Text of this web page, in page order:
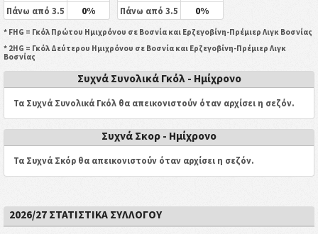
Πάνω από 3.5 0% Πάνω από 3.5 0%
* FHG = Γκόλ Πρώτου Ημιχρόνου σε Βοσνία και Ερζεγοβίνη-Πρέμιερ Λιγκ Βοσνίας
* 2HG = Γκόλ Δεύτερου Ημιχρόνου σε Βοσνία και Ερζεγοβίνη-Πρέμιερ Λιγκ
Βοσνίας
Συχνά Συνολικά Γκόλ - Ημίχρονο
Τα Συχνά Συνολικά Γκόλ θα απεικονιστούν όταν αρχίσει η σεζόν.
Συχνά Σκορ - Ημίχρονο
Τα Συχνά Σκόρ θα απεικονιστούν όταν αρχίσει η σεζόν.
2026/27 ΣΤΑΤΙΣΤΙΚΆ ΣΥΛΛΌΓΟΥ